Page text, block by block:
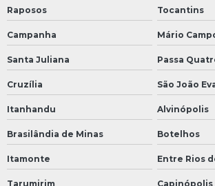
Raposos Tocantins
Campanha Mário
Santa Juliana Passa
Cruzília São João
Itanhandu Alvinópolis
Brasilândia de Minas Botelhos
Itamonte Entre Rios
Tarumirim Capinópolis